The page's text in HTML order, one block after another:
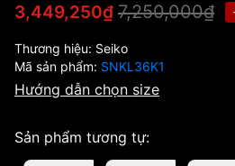
3,449,250₫ 7,250,000₫
Thương hiệu: Seiko
Mã sản phẩm: SNKL36K1
Hướng dẫn chọn size
Sản phẩm tương tự: